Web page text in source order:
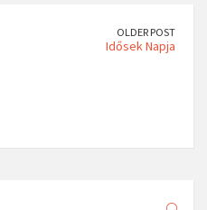
OLDER POST
Idősek Napja